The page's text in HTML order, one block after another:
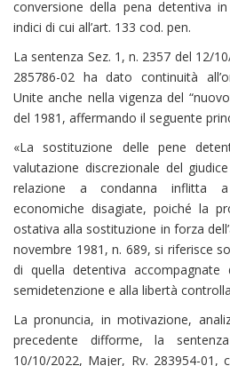
conversione della pena detentiva
indici di cui all’art. 133 cod. pen.
La sentenza Sez. 1, n. 2357 del 12/
285786-02 ha dato continuità
Unite anche nella vigenza del
del 1981, affermando il seguente
«La sostituzione delle pene
valutazione discrezionale del
relazione a condanna inflitta
economiche disagiate, poiché la
ostativa alla sostituzione in forza
novembre 1981, n. 689, si riferisce
di quella detentiva accompagnate
semidetenzione e alla libertà
La pronuncia, in motivazione,
precedente difforme, la
10/10/2022, Majer, Rv. 283954-01,